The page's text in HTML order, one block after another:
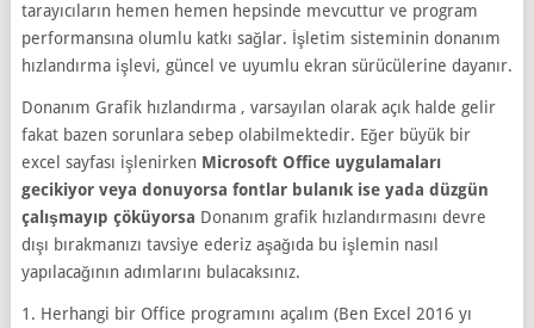
tarayıcıların hemen hemen hepsinde mevcuttur ve program
performansına olumlu katkı sağlar. İşletim sisteminin donanım
hızlandırma işlevi, güncel ve uyumlu ekran sürücülerine dayanır.
Donanım Grafik hızlandırma , varsayılan olarak açık halde gelir
fakat bazen sorunlara sebep olabilmektedir. Eğer büyük bir
excel sayfası işlenirken Microsoft Office uygulamaları
gecikiyor veya donuyorsa fontlar bulanık ise yada düzgün
çalışmayıp çöküyorsa Donanım grafik hızlandırmasını devre
dışı bırakmanızı tavsiye ederiz aşağıda bu işlemin nasıl
yapılacağının adımlarını bulacaksınız.
1. Herhangi bir Office programını açalım (Ben Excel 2016 yı